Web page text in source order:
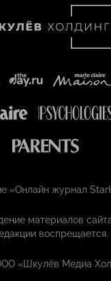
«Онлайн журнал
материалов
воспрещается.
«Шкулёв Медиа